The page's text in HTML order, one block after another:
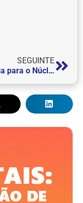
SEGUINTE
Edital 02/2023: Seleção de Monitoria para o Núcleo de Apoio Contábil e Fiscal – NAF